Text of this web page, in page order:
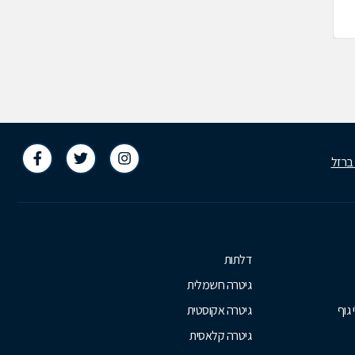
גוף
דלתות
גיטרה חשמלית
גיטרה אקוסטית
גיטרה קלאסית